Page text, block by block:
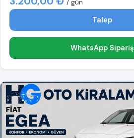
/ gün
Talep
WhatsApp Sipariş